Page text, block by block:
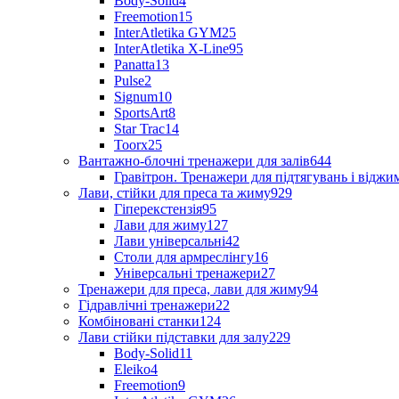
Freemotion15
InterAtletika GYM25
InterAtletika X-Line95
Panatta13
Pulse2
Signum10
SportsArt8
Star Trac14
Toorx25
Вантажно-блочні тренажери для залів644
Гравітрон. Тренажери для підтягувань і
Лави, стійки для преса та жиму929
Гіперекстензія95
Лави для жиму127
Лави універсальні42
Столи для армреслінгу16
Універсальні тренажери27
Тренажери для преса, лави для жиму94
Гідравлічні тренажери22
Комбіновані станки124
Лави стійки підставки для залу229
Body-Solid11
Eleiko4
Freemotion9